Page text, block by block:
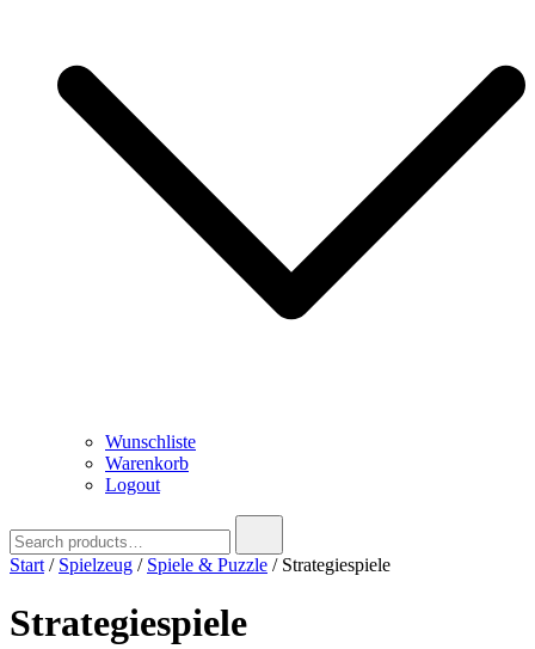
Wunschliste
Warenkorb
Logout
for:
Start / Spielzeug / Spiele & Puzzle / Strategiespiele
Strategiespiele